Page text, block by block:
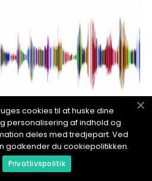
lyd: Diagnose,
cookies til at huske dine
personalisering af indhold og
deles med tredjepart. Ved
godkender du cookiepolitikken.
Privatlivspolitik